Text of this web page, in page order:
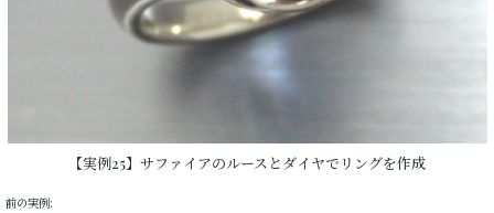
【実例25】サファイアのルースとダイヤでリングを作成
前の実例: